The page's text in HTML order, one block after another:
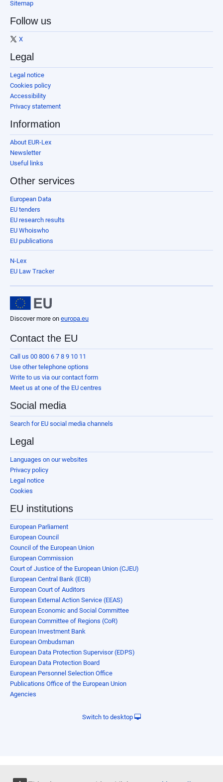
Sitemap
Follow us
X
Legal
Legal notice
Cookies policy
Accessibility
Privacy statement
Information
About EUR-Lex
Newsletter
Useful links
Other services
European Data
EU tenders
EU research results
EU Whoiswho
EU publications
N-Lex
EU Law Tracker
Discover more on europa.eu
Contact the EU
Call us 00 800 6 7 8 9 10 11
Use other telephone options
Write to us via our contact form
Meet us at one of the EU centres
Social media
Search for EU social media channels
Legal
Languages on our websites
Privacy policy
Legal notice
Cookies
EU institutions
European Parliament
European Council
Council of the European Union
European Commission
Court of Justice of the European Union (CJEU)
European Central Bank (ECB)
European Court of Auditors
European External Action Service (EEAS)
European Economic and Social Committee
European Committee of Regions (CoR)
European Investment Bank
European Ombudsman
European Data Protection Supervisor (EDPS)
European Data Protection Board
European Personnel Selection Office
Publications Office of the European Union
Agencies
Switch to desktop